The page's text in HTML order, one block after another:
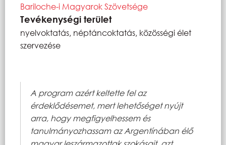
Bariloche-i Magyarok Szövetsége
Tevékenységi terület
nyelvoktatás, néptáncoktatás, közösségi élet
szervezése
A program azért keltette fel az
érdeklődésemet, mert lehetőséget nyújt
arra, hogy megfigyelhessem és
tanulmányozhassam az Argentínában élő